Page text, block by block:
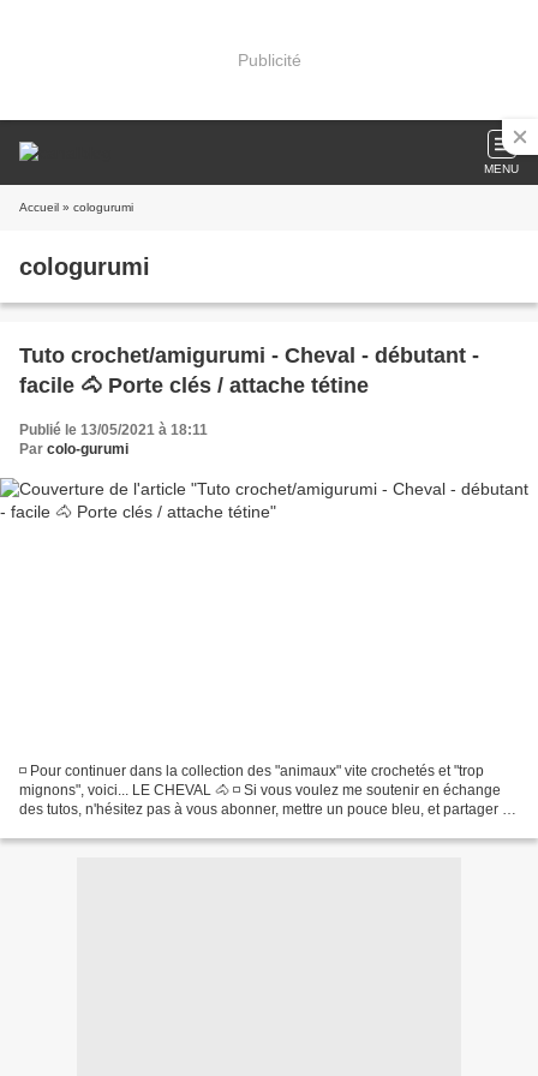
Publicité
MENU
Accueil » cologurumi
cologurumi
Tuto crochet/amigurumi - Cheval - débutant -
facile 🐴 Porte clés / attache tétine
Publié le 13/05/2021 à 18:11
Par colo-gurumi
◽ Pour continuer dans la collection des "animaux" vite crochetés et "trop
mignons", voici... LE CHEVAL 🐴 ◽ Si vous voulez me soutenir en échange
des tutos, n'hésitez pas à vous abonner, mettre un pouce bleu, et partager la